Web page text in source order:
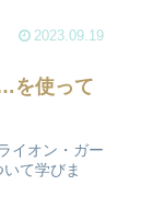
2023.09.19
を使って
イオン・ガー
て学びま